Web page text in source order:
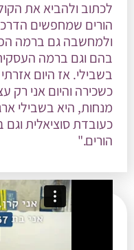
לכתוב ולהביא את
הורים שמחפשים
ולמחשבה גם ברמה
בהם וגם ברמה
בשבילי. אז היום
כשכירה והיום אני
מנחות, היא בשבילי
כעובדת סוציאלית
הורים."